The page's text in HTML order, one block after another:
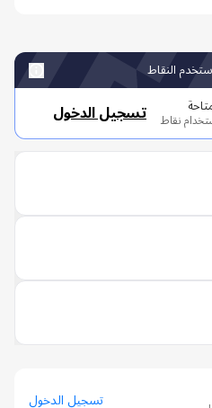
تسجيل الدخول
تسجيل الدخول